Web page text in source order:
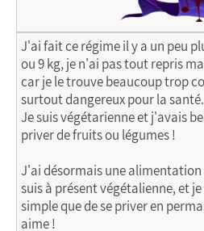
J'ai fait ce régime il y a un peu
ou 9 kg, je n'ai pas tout repris
car je le trouve beaucoup trop
surtout dangereux pour la santé.
Je suis végétarienne et j'avais
priver de fruits ou légumes !
J'ai désormais une alimentation
suis à présent végétalienne, et
simple que de se priver en
aime !